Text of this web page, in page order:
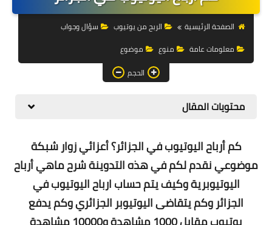
التجارة الالكترونية
التسويق
التداول
الهاتف
المواقع
زيادة متابعين
الصفحة الرئيسية الربح من يوتيوب
سؤال وجواب
معلومات عامة
منوع
موضوع
الحجم
محتويات المقال
كم أرباح اليوتيوب في الجزائر؟ أعزائي زوار شبكة
موضوعي نقدم لكم في هذه التدوينة شرح ماهي أرباح
اليوتيوبرية وكيف يتم حساب ارباح اليوتيوب في
الجزائروكم يتقاضى اليوتيوبر الجزائريوكم يدفع